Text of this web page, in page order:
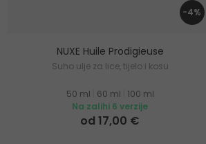
-4%
NUXE Huile Prodigieuse
Suho ulje za lice, tijelo i kosu
50 ml 60 ml
100 ml
Na zalihi 6 verzije
od 17,00 €